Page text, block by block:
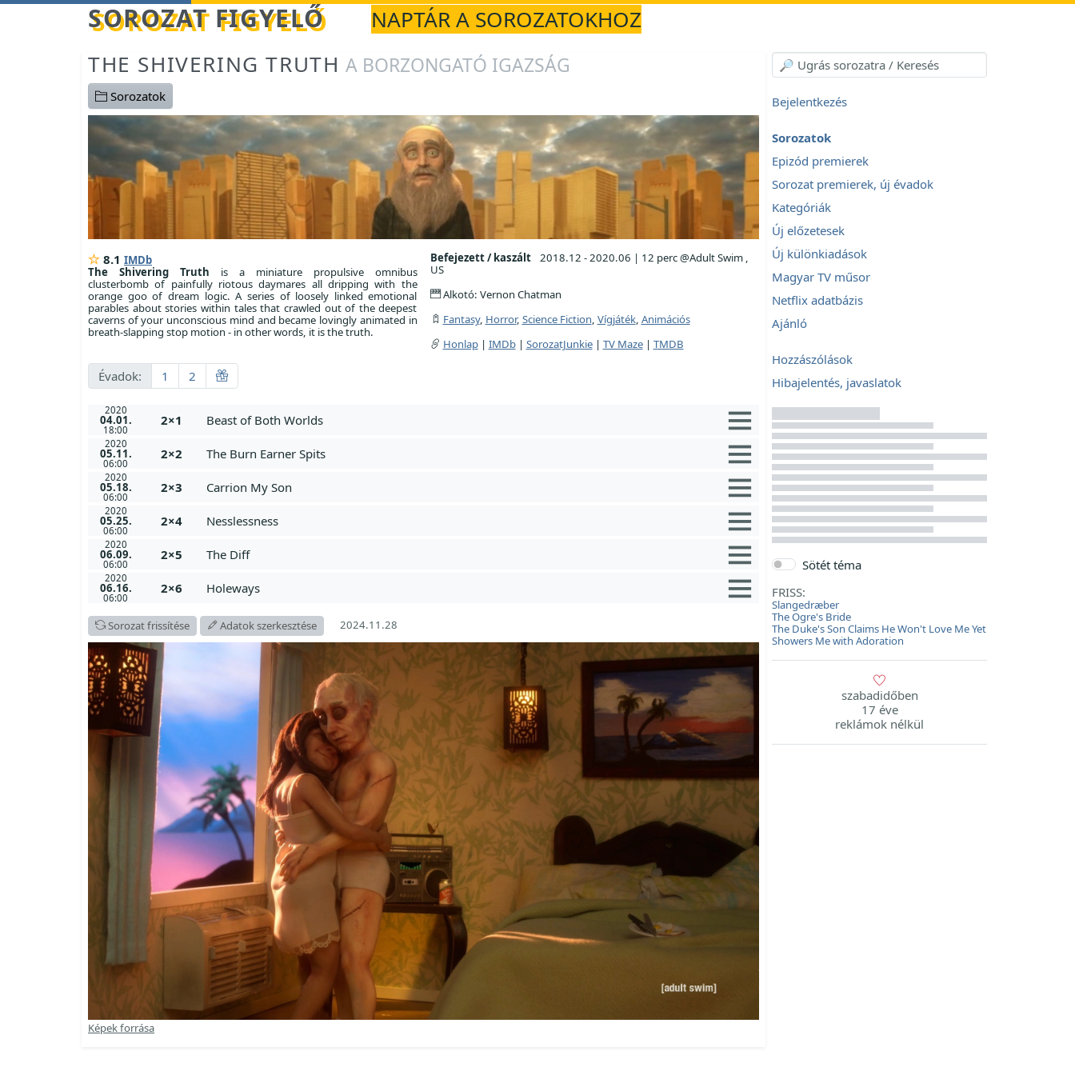
Betöltés... SOROZAT FIGYELŐ
NAPTÁR A SOROZATOKHOZ
THE SHIVERING TRUTH A BORZONGATÓ IGAZSÁG
Sorozatok
8.1 IMDb
The Shivering Truth is a miniature propulsive omnibus
clusterbomb of painfully riotous daymares all dripping with the
orange goo of dream logic. A series of loosely linked emotional
parables about stories within tales that crawled out of the deepest
caverns of your unconscious mind and became lovingly animated in
breath-slapping stop motion - in other words, it is the truth.
Befejezett / kaszált 2018.12 - 2020.06 | 12 perc @Adult Swim ,
US
Alkotó: Vernon Chatman
Fantasy, Horror, Science Fiction, Vígjáték, Animációs
Honlap| IMDb| SorozatJunkie| TV Maze| TMDB
Évadok: 1 2
2020
04.01.
18:00
2×1 Beast of Both Worlds
2020
05.11.
06:00
2×2 The Burn Earner Spits
2020
05.18.
06:00
2×3 Carrion My Son
2020
05.25.
06:00
2×4 Nesslessness
2020
06.09.
06:00
2×5 The Diff
2020
06.16.
06:00
2×6 Holeways
Sorozat frissítése Adatok szerkesztése 2024.11.28
Képek forrása
Bejelentkezés
Sorozatok
Epizód premierek
Sorozat premierek, új évadok
Kategóriák
Új előzetesek
Új különkiadások
Magyar TV műsor
Netflix adatbázis
Ajánló
Hozzászólások
Hibajelentés, javaslatok
Sötét téma
FRISS:
Slangedræber
The Ogre's Bride
The Duke's Son Claims He Won't Love Me Yet
Showers Me with Adoration
szabadidőben
17 éve
reklámok nélkül